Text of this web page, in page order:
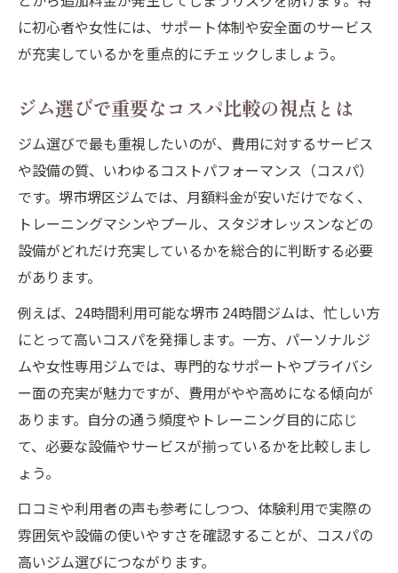
に初心者や女性には、サポート体制や安全面のサービス
が充実しているかを重点的にチェックしましょう。
ジム選びで重要なコスパ比較の視点とは
ジム選びで最も重視したいのが、費用に対するサービス
や設備の質、いわゆるコストパフォーマンス（コスパ）
です。堺市堺区ジムでは、月額料金が安いだけでなく、
トレーニングマシンやプール、スタジオレッスンなどの
設備がどれだけ充実しているかを総合的に判断する必要
があります。
例えば、24時間利用可能な堺市 24時間ジムは、忙しい方
にとって高いコスパを発揮します。一方、パーソナルジ
ムや女性専用ジムでは、専門的なサポートやプライバシ
ー面の充実が魅力ですが、費用がやや高めになる傾向が
あります。自分の通う頻度やトレーニング目的に応じ
て、必要な設備やサービスが揃っているかを比較しまし
ょう。
口コミや利用者の声も参考にしつつ、体験利用で実際の
雰囲気や設備の使いやすさを確認することが、コスパの
高いジム選びにつながります。